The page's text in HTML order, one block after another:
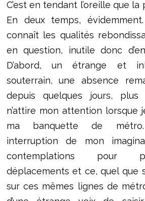
C’est en tendant l’oreille que la
En deux temps,
connaît les qualités
en question, inutile donc
D’abord, un étrange et
souterrain, une absence
depuis quelques jours, plus
n’attire mon attention lorsque
ma banquette de
interruption de mon
contemplations pour
déplacements et ce, quel que
sur ces mêmes lignes de